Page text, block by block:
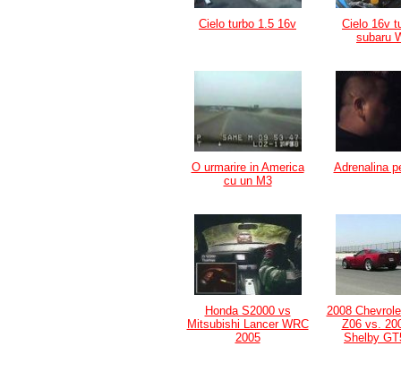
Cielo turbo 1.5 16v
Cielo 16v
subaru
O urmarire in America
cu un M3
Adrenalina
Honda S2000 vs
Mitsubishi Lancer WRC
2005
2008
Z06 vs.
Shelby